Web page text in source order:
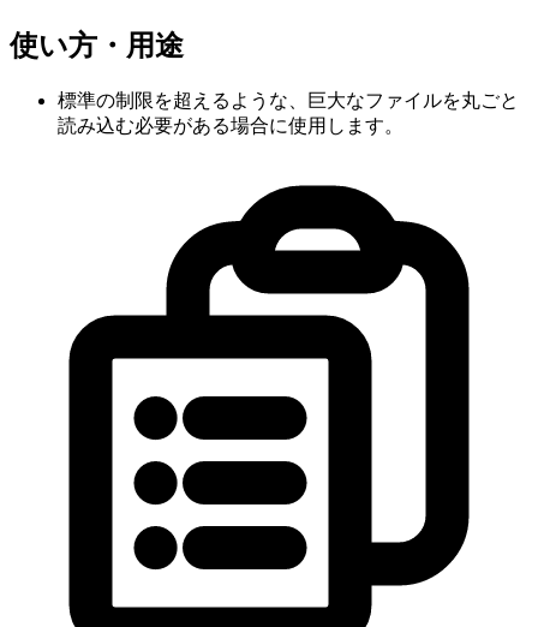
使い方・用途
標準の制限を超えるような、巨大なファイルを丸ごと
読み込む必要がある場合に使用します。